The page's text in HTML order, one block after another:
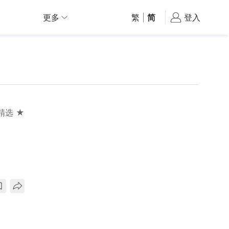
更多 繁 简 登入
选 ★